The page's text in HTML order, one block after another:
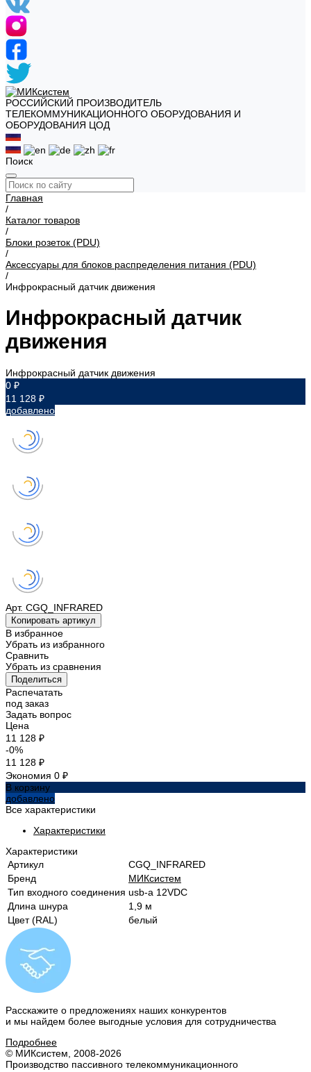
РОССИЙСКИЙ ПРОИЗВОДИТЕЛЬ
ТЕЛЕКОММУНИКАЦИОННОГО ОБОРУДОВАНИЯ И
ОБОРУДОВАНИЯ ЦОД
Поиск
Главная
/
Каталог товаров
/
Блоки розеток (PDU)
/
Аксессуары для блоков распределения питания (PDU)
/
Инфрокрасный датчик движения
Инфрокрасный датчик
движения
Инфрокрасный датчик движения
0 ₽
11 128 ₽
добавлено
Арт. CGQ_INFRARED
Копировать артикул
В избранное
Убрать из избранного
Сравнить
Убрать из сравнения
Поделиться
Распечатать
под заказ
Задать вопрос
Цена
11 128 ₽
-0%
11 128 ₽
Экономия 0 ₽
В корзину
добавлено
Все характеристики
Характеристики
Характеристики
Артикул
CGQ_INFRARED
Бренд
МИКсистем
Тип входного соединения usb-a 12VDC
Длина шнура
1,9 м
Цвет (RAL)
белый
Расскажите о предложениях наших конкурентов
и мы найдем более выгодные условия для сотрудничества
Подробнее
© МИКсистем, 2008-2026
Производство пассивного телекоммуникационного